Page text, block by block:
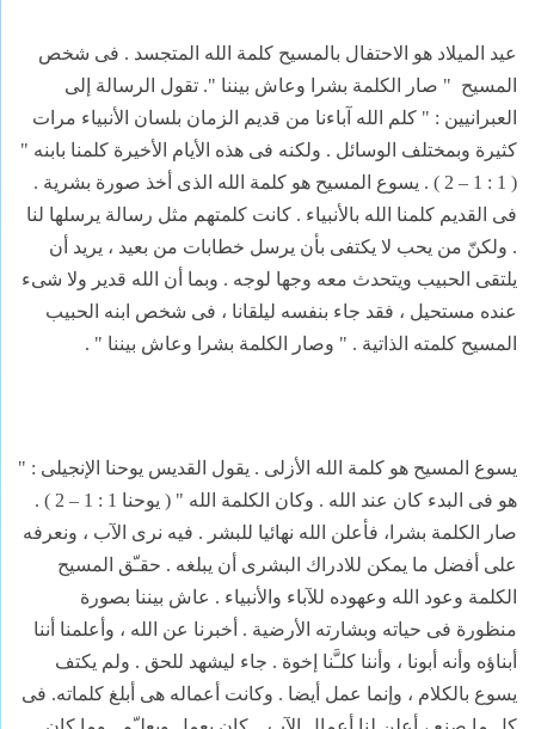
عيد الميلاد هو الاحتفال بالمسيح كلمة الله المتجسد . فى شخص
المسيح " صار الكلمة بشرا وعاش بيننا ". تقول الرسالة إلى
العبرانيين : " كلم الله آباءنا من قديم الزمان بلسان الأنبياء مرات
كثيرة وبمختلف الوسائل . ولكنه فى هذه الأيام الأخيرة كلمنا بابنه "
( 1 : 1 – 2 ) . يسوع المسيح هو كلمة الله الذى أخذ صورة بشرية .
فى القديم كلمنا الله بالأنبياء . كانت كلمتهم مثل رسالة يرسلها لنا
. ولكنّ من يحب لا يكتفى بأن يرسل خطابات من بعيد ، يريد أن
يلتقى الحبيب ويتحدث معه وجها لوجه . وبما أن الله قدير ولا شىء
عنده مستحيل ، فقد جاء بنفسه ليلقانا ، فى شخص ابنه الحبيب
المسيح كلمته الذاتية . " وصار الكلمة بشرا وعاش بيننا " .
يسوع المسيح هو كلمة الله الأزلى . يقول القديس يوحنا الإنجيلى : "
هو فى البدء كان عند الله . وكان الكلمة الله " ( يوحنا 1 : 1 – 2 ) .
صار الكلمة بشرا، فأعلن الله نهائيا للبشر . فيه نرى الآب ، ونعرفه
على أفضل ما يمكن للادراك البشرى أن يبلغه . حقـّق المسيح
الكلمة وعود الله وعهوده للآباء والأنبياء . عاش بيننا بصورة
منظورة فى حياته وبشارته الأرضية . أخبرنا عن الله ، وأعلمنا أننا
أبناؤه وأنه أبونا ، وأننا كلـَّنا إخوة . جاء ليشهد للحق . ولم يكتف
يسوع بالكلام ، وإنما عمل أيضا . وكانت أعماله هى أبلغ كلماته. فى